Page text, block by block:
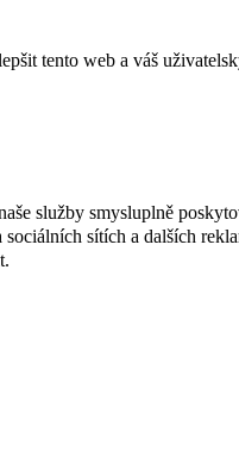
tento web a váš
služby smysluplně
sítích a dalších